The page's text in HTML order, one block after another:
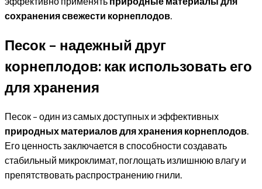
сохранения свежести корнеплодов
Песок – надежный друг
корнеплодов: как использовать его
для хранения
Песок – один из самых доступных и эффективных
природных материалов для хранения корнеплодов.
Его ценность заключается в способности создавать
стабильный микроклимат, поглощать излишнюю влагу и
препятствовать распространению гнили.